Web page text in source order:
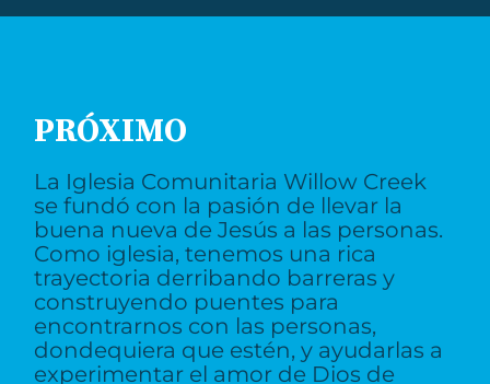
PRÓXIMO
La Iglesia Comunitaria Willow Creek
se fundó con la pasión de llevar la
buena nueva de Jesús a las personas.
Como iglesia, tenemos una rica
trayectoria derribando barreras y
construyendo puentes para
encontrarnos con las personas,
dondequiera que estén, y ayudarlas a
experimentar el amor de Dios de